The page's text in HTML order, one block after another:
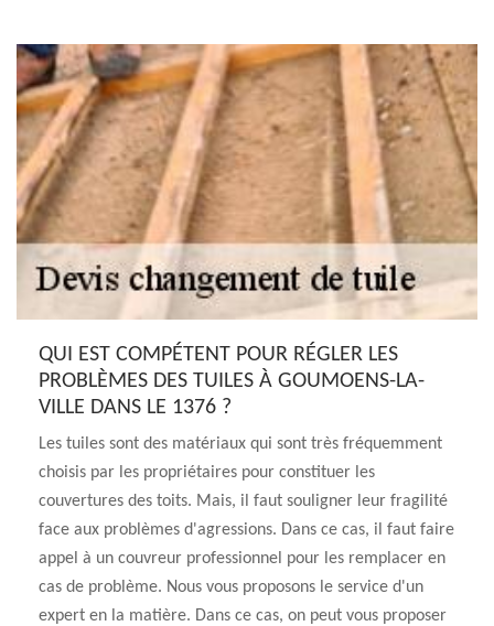
QUI EST COMPÉTENT POUR RÉGLER LES
PROBLÈMES DES TUILES À GOUMOENS-LA-
VILLE DANS LE 1376 ?
Les tuiles sont des matériaux qui sont très fréquemment
choisis par les propriétaires pour constituer les
couvertures des toits. Mais, il faut souligner leur fragilité
face aux problèmes d'agressions. Dans ce cas, il faut faire
appel à un couvreur professionnel pour les remplacer en
cas de problème. Nous vous proposons le service d'un
expert en la matière. Dans ce cas, on peut vous proposer